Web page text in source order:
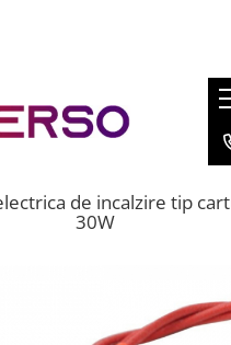
de incalzire tip
30W